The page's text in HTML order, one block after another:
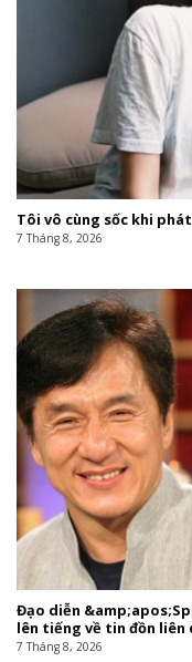
Tôi vô cùng sốc khi
7 Tháng 8, 2026
Đạo diễn
lên tiếng về tin đồn liên
7 Tháng 8, 2026